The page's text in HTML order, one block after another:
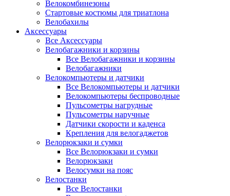
Велокомбинезоны
Стартовые костюмы для триатлона
Велобахилы
Аксессуары
Все Аксессуары
Велобагажники и корзины
Все Велобагажники и корзины
Велобагажники
Велокомпьютеры и датчики
Все Велокомпьютеры и датчики
Велокомпьютеры беспроводные
Пульсометры нагрудные
Пульсометры наручные
Датчики скорости и каденса
Крепления для велогаджетов
Велорюкзаки и сумки
Все Велорюкзаки и сумки
Велорюкзаки
Велосумки на пояс
Велостанки
Все Велостанки